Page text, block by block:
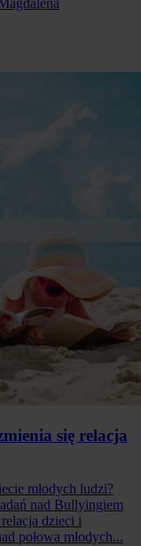
się relacja
młodych ludzi?
nad Bullyingiem
dzieci i
połowa młodych...